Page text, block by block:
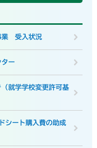
業 受入状況
ー
就学学校変更許可基
シート購入費の助成